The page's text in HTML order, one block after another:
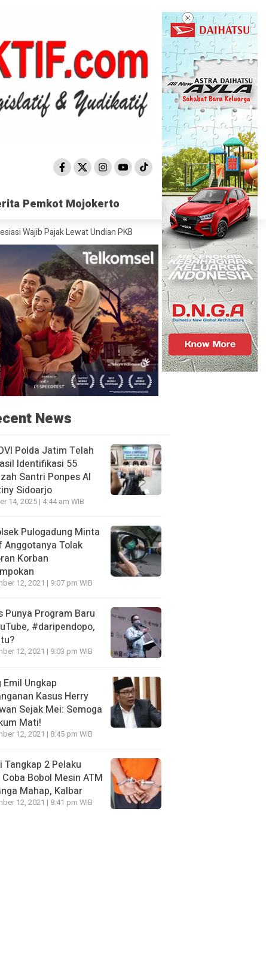
Pemkot Mojokerto
Pemkot Mojokerto
Lewat Undian PKB Satpol PP Mojokerto Sisir 15 Titik,
News
Polda Jatim Telah
Identifikasi 55
Santri Ponpes Al
Sidoarjo
14, 2025 | 4:44 am WIB
Pulogadung Minta
Anggotanya Tolak
Korban
12, 2021 | 9:07 pm WIB
Punya Program Baru
#daripendopo,
12, 2021 | 9:03 pm WIB
Emil Ungkap
Kasus Herry
Sejak Mei: Semoga
Mati!
12, 2021 | 8:45 pm WIB
Tangkap 2 Pelaku
Bobol Mesin ATM
Mahap, Kalbar
12, 2021 | 8:41 pm WIB